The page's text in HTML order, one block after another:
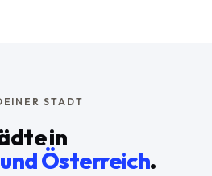
STADT
in
Österreich.